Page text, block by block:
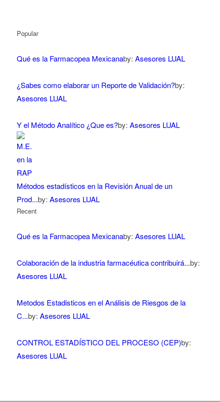
Popular
Qué es la Farmacopea Mexicanaby: Asesores LUAL
¿Sabes como elaborar un Reporte de Validación?by:
Asesores LUAL
Y el Método Analítico ¿Que es?by: Asesores LUAL
Métodos estadísticos en la Revisión Anual de un
Prod...by: Asesores LUAL
Recent
Qué es la Farmacopea Mexicanaby: Asesores LUAL
Colaboración de la industria farmacéutica contribuirá...by:
Asesores LUAL
Metodos Estadisticos en el Análisis de Riesgos de la
C...by: Asesores LUAL
CONTROL ESTADÍSTICO DEL PROCESO (CEP)by:
Asesores LUAL